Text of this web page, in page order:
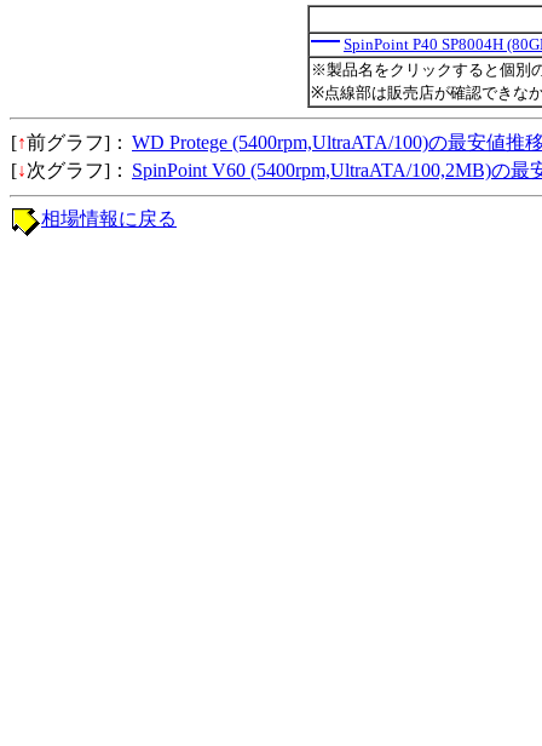
SpinPoint P40 SP8004H
※製品名をクリックすると個別
※点線部は販売店が確認できな
[↑前グラフ]： WD Protege (5400rpm,UltraATA/100)の最安値推
[↓次グラフ]： SpinPoint V60 (5400rpm,UltraATA/100,2MB)の最
相場情報に戻る